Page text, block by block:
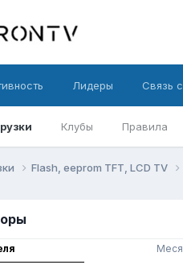
Клубы Правила
Лидеры Связь
Flash, eeprom TFT, LCD TV